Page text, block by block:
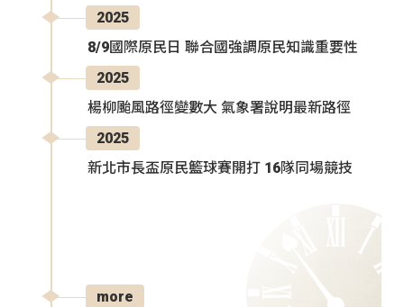
2025
8/9國際原民日 聯合國強調原民知識重要性
2025
楊柳颱風路徑變數大 氣象署說明最新路徑
2025
新北市長盃原民籃球賽開打 16隊同場競技
more